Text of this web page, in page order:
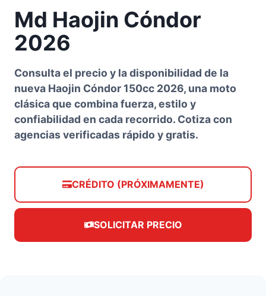
Md Haojin Cóndor
2026
Consulta el precio y la disponibilidad de la
nueva Haojin Cóndor 150cc 2026, una moto
clásica que combina fuerza, estilo y
confiabilidad en cada recorrido. Cotiza con
agencias verificadas rápido y gratis.
CRÉDITO (PRÓXIMAMENTE)
SOLICITAR PRECIO